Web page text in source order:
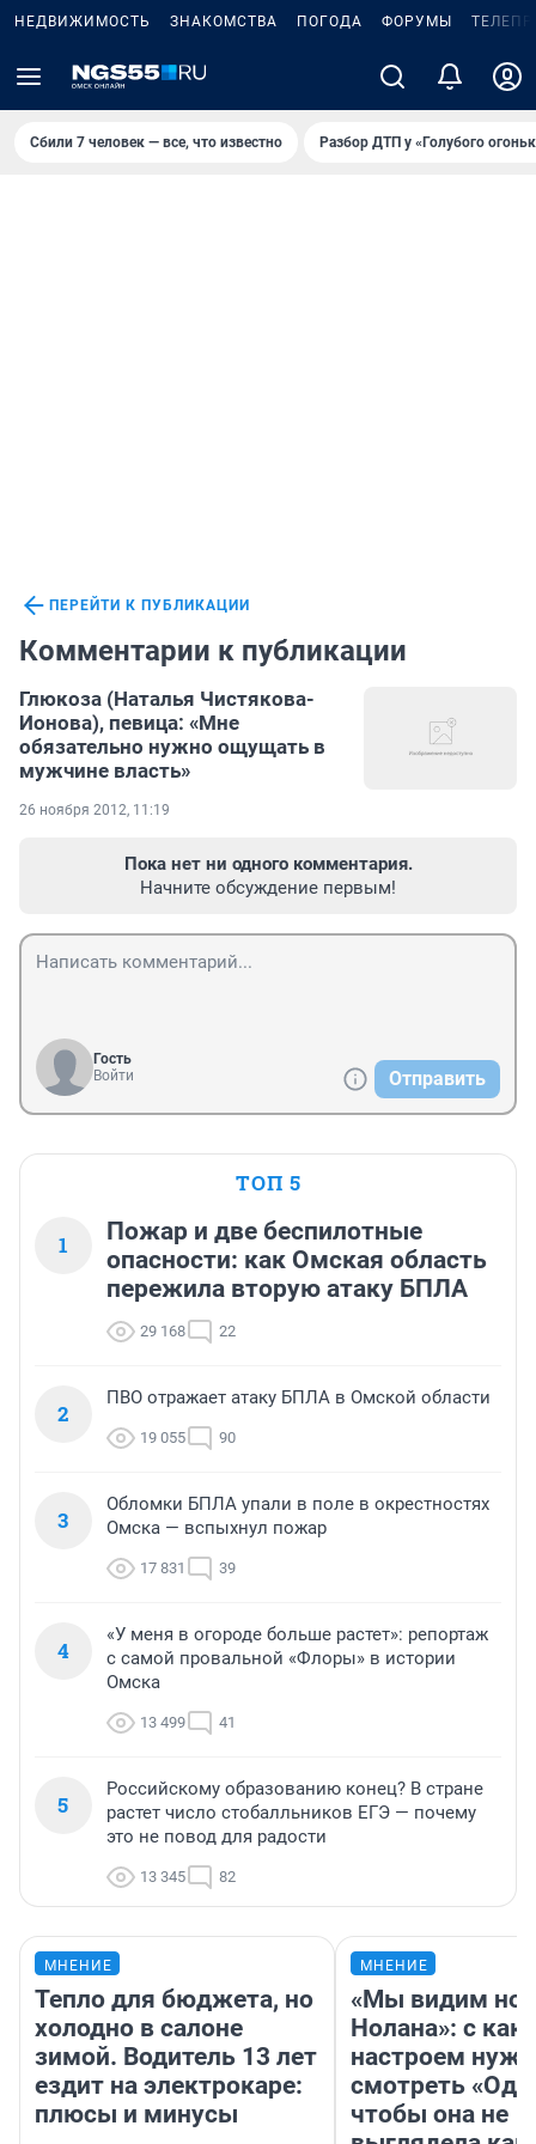
НЕДВИЖИМОСТЬ ЗНАКОМСТВА ПОГОДА ФОРУМЫ
Сбили 7 человек — все, что известно Разбор ДТП у «Голубого
ПЕРЕЙТИ К ПУБЛИКАЦИИ
Комментарии к публикации
Глюкоза (Наталья Чистякова-
Ионова), певица: «Мне
обязательно нужно ощущать в
мужчине власть»
26 ноября 2012, 11:19
Пока нет ни одного комментария.
Начните обсуждение первым!
Гость
Войти
Отправить
ТОП 5
1
Пожар и две беспилотные
опасности: как Омская область
пережила вторую атаку БПЛА
29 168 22
2
ПВО отражает атаку БПЛА в Омской области
19 055 90
3
Обломки БПЛА упали в поле в окрестностях
Омска — вспыхнул пожар
17 831 39
4
«У меня в огороде больше растет»: репортаж
с самой провальной «Флоры» в истории
Омска
13 499 41
5
Российскому образованию конец? В стране
растет число стобалльников ЕГЭ — почему
это не повод для радости
13 345 82
МНЕНИЕ
Тепло для бюджета, но
холодно в салоне
зимой. Водитель 13 лет
ездит на электрокаре:
плюсы и минусы
МНЕНИЕ
«Мы видим
Нолана»: с
настроем
смотреть
чтобы она не